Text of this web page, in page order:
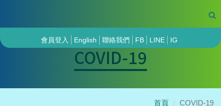
會員登入 English 聯絡我們 FB LINE IG
COVID-19
首頁 COVID-19